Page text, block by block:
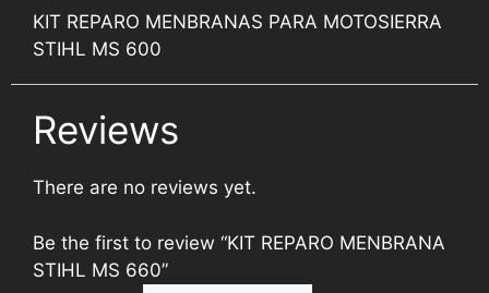
KIT REPARO MENBRANAS PARA MOTOSIERRA
STIHL MS 600
Reviews
There are no reviews yet.
Be the first to review “KIT REPARO MENBRANA
STIHL MS 660”